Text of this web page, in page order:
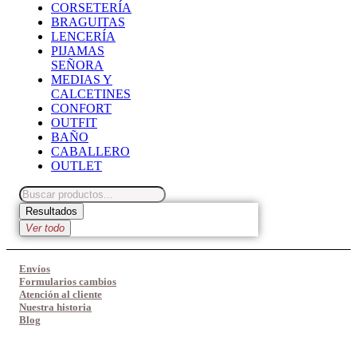
CORSETERÍA
BRAGUITAS
LENCERÍA
PIJAMAS
SEÑORA
MEDIAS Y
CALCETINES
CONFORT
OUTFIT
BAÑO
CABALLERO
OUTLET
Search
...Resultados
Ver todo
Envíos
Formularios cambios
Atención al cliente
Nuestra historia
Blog